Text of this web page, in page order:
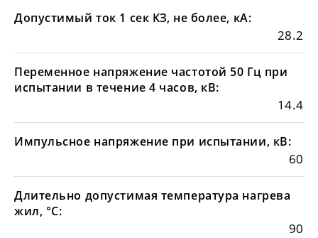
Допустимый ток 1 сек КЗ, не более, кА:
28.2
Переменное напряжение частотой 50 Гц при
испытании в течение 4 часов, кВ:
14.4
Импульсное напряжение при испытании, кВ:
60
Длительно допустимая температура нагрева
жил, °С:
90